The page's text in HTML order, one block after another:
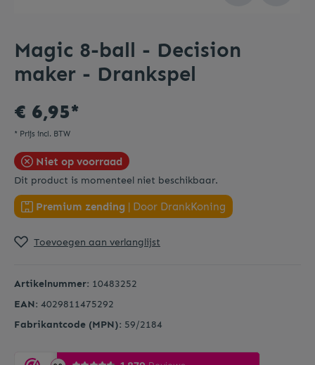
Magic 8-ball - Decision
maker - Drankspel
€ 6,95*
* Prijs incl. BTW
Niet op voorraad
Dit product is momenteel niet beschikbaar.
Premium zending | Door DrankKoning
Toevoegen aan verlanglijst
Artikelnummer: 10483252
EAN: 4029811475292
Fabrikantcode (MPN): 59/2184